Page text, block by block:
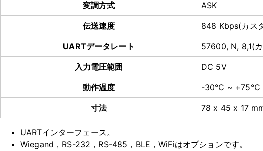
変調方式 ASK
伝送速度 848 Kbps(カス
UARTデータレート 57600, N, 8,1(
入力電圧範囲 DC 5V
動作温度 -30℃ ~ +75℃
寸法 78 x 45 x 17
UARTインターフェース。
Wiegand，RS-232，RS-485，BLE，WiFiはオプションです。